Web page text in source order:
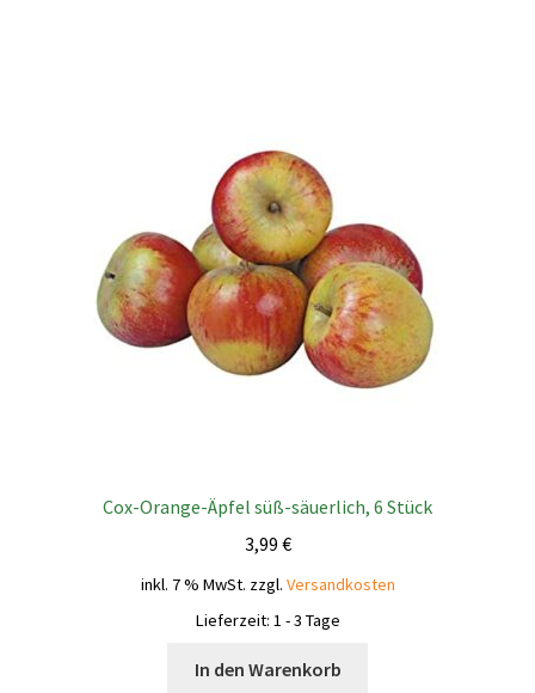
Cox-Orange-Äpfel süß-säuerlich, 6 Stück
3,99 €
inkl. 7 % MwSt. zzgl. Versandkosten
Lieferzeit: 1 - 3 Tage
In den Warenkorb